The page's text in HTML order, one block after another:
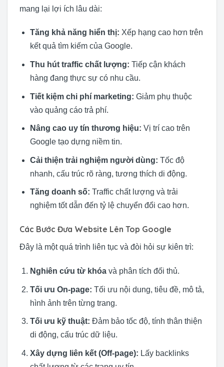
mang lại lợi ích lâu dài:
Tăng khả năng hiển thị: Xếp hạng cao hơn trên
kết quả tìm kiếm của Google.
Thu hút traffic chất lượng: Tiếp cận khách
hàng đang thực sự có nhu cầu.
Tiết kiệm chi phí marketing: Giảm phụ thuộc
vào quảng cáo trả phí.
Nâng cao uy tín thương hiệu: Vị trí cao trên
Google tạo dựng niềm tin.
Cải thiện trải nghiệm người dùng: Tốc độ
nhanh, cấu trúc rõ ràng, tương thích di động.
Tăng doanh số: Traffic chất lượng và trải
nghiệm tốt dẫn đến tỷ lệ chuyển đổi cao hơn.
Các Bước Đưa Website Lên Top Google
Đây là một quá trình liên tục và đòi hỏi sự kiên trì:
Nghiên cứu từ khóavà phân tích đối thủ.
Tối ưu On-page: Tối ưu nội dung, tiêu đề, mô tả,
hình ảnh trên từng trang.
Tối ưu kỹ thuật: Đảm bảo tốc độ, tính thân thiện
di động, cấu trúc dữ liệu.
Xây dựng liên kết (Off-page): Lấy backlinks